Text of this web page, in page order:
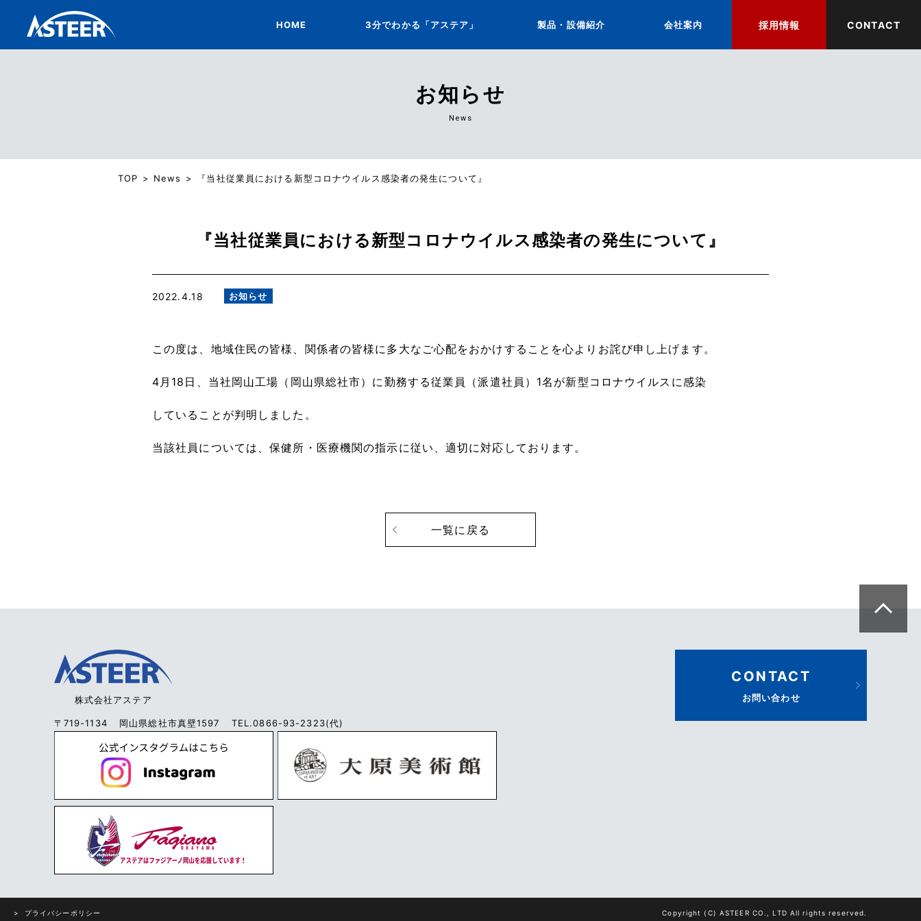
HOME 3分でわかる「アステア」 製品・設備紹介 会社案内 採用情報 CONTACT
お知らせ
News
TOP News 『当社従業員における新型コロナウイルス感染者の発生について』
『当社従業員における新型コロナウイルス感染者の発生について』
2022.4.18 お知らせ
この度は、地域住民の皆様、関係者の皆様に多大なご心配をおかけすることを心よりお詫び申し上げます。
4月18日、当社岡山工場（岡山県総社市）に勤務する従業員（派遣社員） 1名が新型コロナウイルスに感染
していることが判明しました。
当該社員については、保健所・医療機関の指示に従い、適切に対応しております。
一覧に戻る
株式会社アステア
〒719-1134 岡山県総社市真壁1597 TEL.0866-93-2323(代)
CONTACT
お問い合わせ
プライバシーポリシー Copyright (C) ASTEER CO., LTD All rights reserved.